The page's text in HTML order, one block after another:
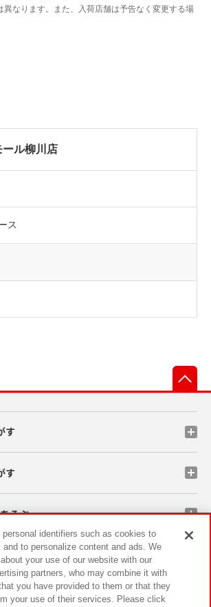
ル柳川店
ス
す
す
そぶ
ンペーン
personal identifiers such as cookies to
to personalize content and ads. We
your use of our website with our
partners, who may combine it with
you have provided to them or that they
your use of their services. Please click